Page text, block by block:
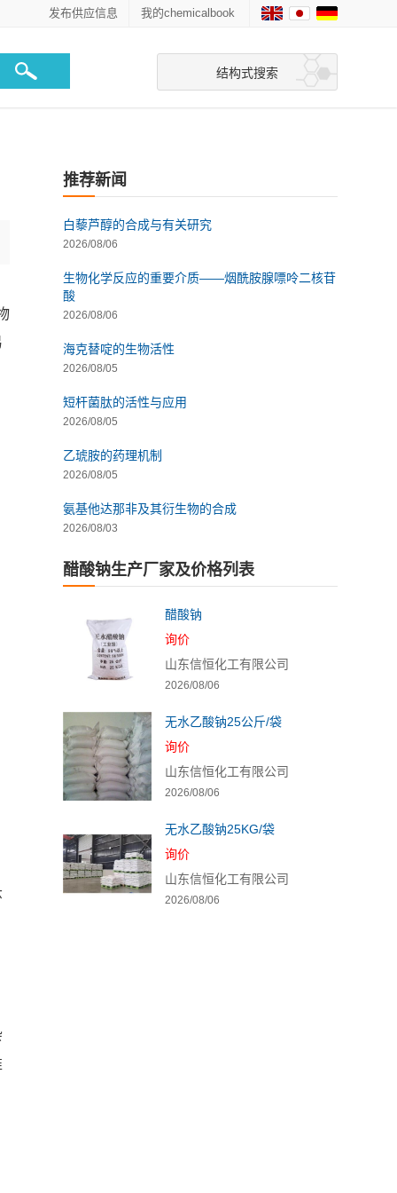
我的chemicalbook
发布供应信息
结构式搜索
推荐新闻
白藜芦醇的合成与有关研究
2026/08/06
生物化学反应的重要介质——烟酰胺腺嘌呤二核苷
酸
2026/08/06
海克替啶的生物活性
2026/08/05
短杆菌肽的活性与应用
2026/08/05
乙琥胺的药理机制
2026/08/05
氨基他达那非及其衍生物的合成
2026/08/03
醋酸钠生产厂家及价格列表
醋酸钠
询价
山东信恒化工有限公司
2026/08/06
无水乙酸钠25公斤/袋
询价
山东信恒化工有限公司
2026/08/06
无水乙酸钠25KG/袋
询价
山东信恒化工有限公司
2026/08/06